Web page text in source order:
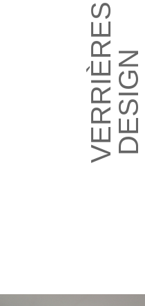
VERRIÈRESDESIGN